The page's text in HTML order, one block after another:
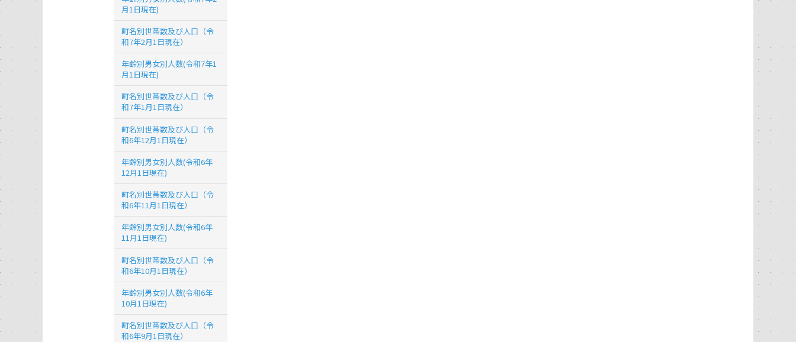
月1日現在)
町名別世帯数及び人口（令
和7年2月1日現在）
年齢別男女別人数(令和7年1
月1日現在)
町名別世帯数及び人口（令
和7年1月1日現在）
町名別世帯数及び人口（令
和6年12月1日現在）
年齢別男女別人数(令和6年
12月1日現在)
町名別世帯数及び人口（令
和6年11月1日現在）
年齢別男女別人数(令和6年
11月1日現在)
町名別世帯数及び人口（令
和6年10月1日現在）
年齢別男女別人数(令和6年
10月1日現在)
町名別世帯数及び人口（令
和6年9月1日現在）